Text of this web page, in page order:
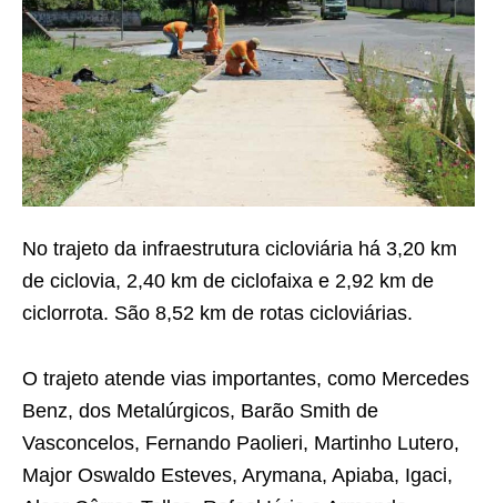
No trajeto da infraestrutura cicloviária há 3,20 km
de ciclovia, 2,40 km de ciclofaixa e 2,92 km de
ciclorrota. São 8,52 km de rotas cicloviárias.
O trajeto atende vias importantes, como Mercedes
Benz, dos Metalúrgicos, Barão Smith de
Vasconcelos, Fernando Paolieri, Martinho Lutero,
Major Oswaldo Esteves, Arymana, Apiaba, Igaci,